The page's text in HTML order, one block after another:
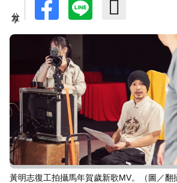
黃明志復工拍攝馬年賀歲新歌MV。（圖／翻